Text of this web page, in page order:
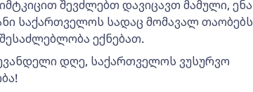
შევძლებთ დავიცავთ მამული, ენა
საქართველოს სადაც მომავალ თაობებს
ექნებათ.
დღე, საქართველოს ვუსურვო